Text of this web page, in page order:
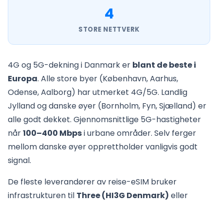
4
STORE NETTVERK
4G og 5G-dekning i Danmark er blant de beste i
Europa. Alle store byer (København, Aarhus,
Odense, Aalborg) har utmerket 4G/5G. Landlig
Jylland og danske øyer (Bornholm, Fyn, Sjælland) er
alle godt dekket. Gjennomsnittlige 5G-hastigheter
når100–400 Mbpsi urbane områder. Selv ferger
mellom danske øyer opprettholder vanligvis godt
signal.
De fleste leverandører av reise-eSIM bruker
infrastrukturen til Three (HI3G Denmark) eller